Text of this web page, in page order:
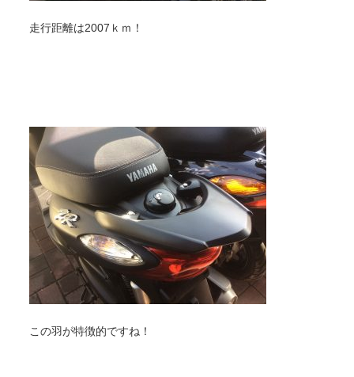
走行距離は2007ｋｍ！
この羽が特徴的ですね！